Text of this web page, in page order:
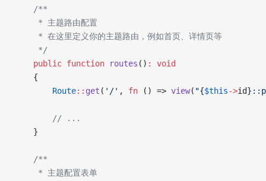
    /**
     * 主题路由配置
     * 在这里定义你的主题路由，例如首页、详情页等
     */
    public
function routes () :
void
    {
        Route
:: get ( '/' , fn () => view( "{$this->id
        // ...
    }
    /**
     * 主题配置表单